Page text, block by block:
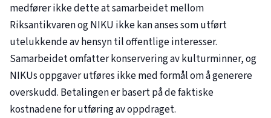
medfører ikke dette at samarbeidet mellom
Riksantikvaren og NIKU ikke kan anses som utført
utelukkende av hensyn til offentlige interesser.
Samarbeidet omfatter konservering av kulturminner, og
NIKUs oppgaver utføres ikke med formål om å generere
overskudd. Betalingen er basert på de faktiske
kostnadene for utføring av oppdraget.